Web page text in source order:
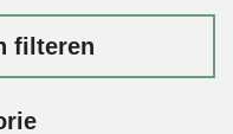
filteren